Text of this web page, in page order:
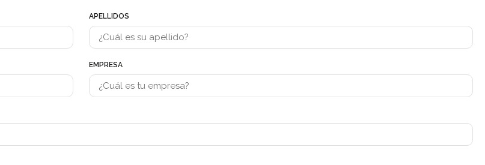
APELLIDOS
EMPRESA